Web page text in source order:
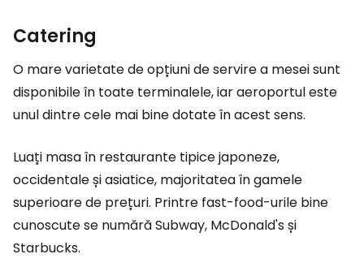
Catering
O mare varietate de opțiuni de servire a mesei sunt
disponibile în toate terminalele, iar aeroportul este
unul dintre cele mai bine dotate în acest sens.
Luați masa în restaurante tipice japoneze,
occidentale și asiatice, majoritatea în gamele
superioare de prețuri. Printre fast-food-urile bine
cunoscute se numără Subway, McDonald's și
Starbucks.